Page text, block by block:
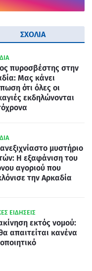
ΣΧΟΛΙΑ
πυροσβέστης στην
Μας κάνει
ότι όλες οι
εκδηλώνονται
μυστήριο
Η εξαφάνιση του
αγοριού που
την Αρκαδία
ΕΙΔΗΣΕΙΣ
εκτός νομού:
απαιτείται κανένα